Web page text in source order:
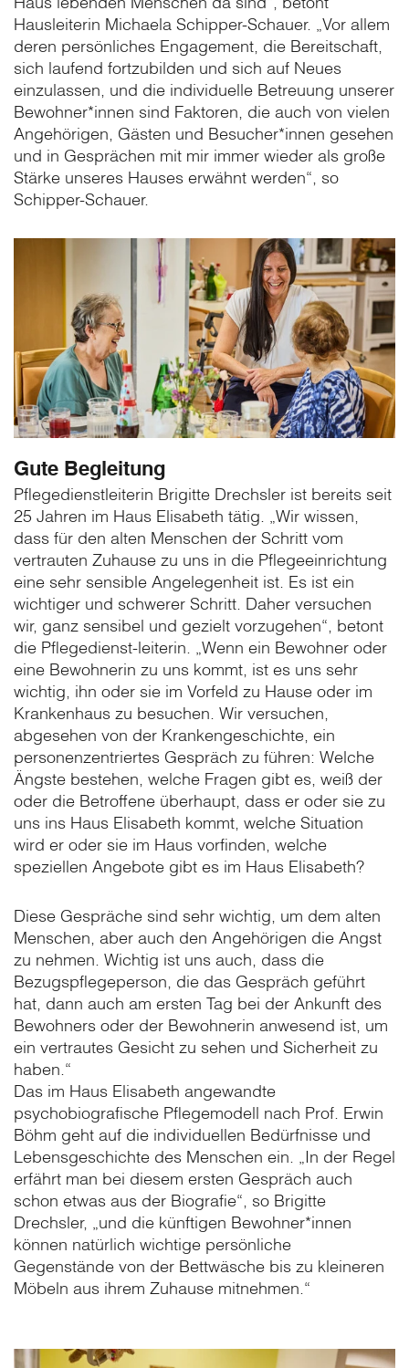
Hausleiterin Michaela Schipper-Schauer. „Vor allem
deren persönliches Engagement, die Bereitschaft,
sich laufend fortzubilden und sich auf Neues
einzulassen, und die individuelle Betreuung unserer
Bewohner*innen sind Faktoren, die auch von vielen
Angehörigen, Gästen und Besucher*innen gesehen
und in Gesprächen mit mir immer wieder als große
Stärke unseres Hauses erwähnt werden“, so
Schipper-Schauer.
Gute Begleitung
Pflegedienstleiterin Brigitte Drechsler ist bereits seit
25 Jahren im Haus Elisabeth tätig. „Wir wissen,
dass für den alten Menschen der Schritt vom
vertrauten Zuhause zu uns in die Pflegeeinrichtung
eine sehr sensible Angelegenheit ist. Es ist ein
wichtiger und schwerer Schritt. Daher versuchen
wir, ganz sensibel und gezielt vorzugehen“, betont
die Pflegedienst-leiterin. „Wenn ein Bewohner oder
eine Bewohnerin zu uns kommt, ist es uns sehr
wichtig, ihn oder sie im Vorfeld zu Hause oder im
Krankenhaus zu besuchen. Wir versuchen,
abgesehen von der Krankengeschichte, ein
personenzentriertes Gespräch zu führen: Welche
Ängste bestehen, welche Fragen gibt es, weiß der
oder die Betroffene überhaupt, dass er oder sie zu
uns ins Haus Elisabeth kommt, welche Situation
wird er oder sie im Haus vorfinden, welche
speziellen Angebote gibt es im Haus Elisabeth?
Diese Gespräche sind sehr wichtig, um dem alten
Menschen, aber auch den Angehörigen die Angst
zu nehmen. Wichtig ist uns auch, dass die
Bezugspflegeperson, die das Gespräch geführt
hat, dann auch am ersten Tag bei der Ankunft des
Bewohners oder der Bewohnerin anwesend ist, um
ein vertrautes Gesicht zu sehen und Sicherheit zu
haben.“
Das im Haus Elisabeth angewandte
psychobiografische Pflegemodell nach Prof. Erwin
Böhm geht auf die individuellen Bedürfnisse und
Lebensgeschichte des Menschen ein. „In der Regel
erfährt man bei diesem ersten Gespräch auch
schon etwas aus der Biografie“, so Brigitte
Drechsler, „und die künftigen Bewohner*innen
können natürlich wichtige persönliche
Gegenstände von der Bettwäsche bis zu kleineren
Möbeln aus ihrem Zuhause mitnehmen.“